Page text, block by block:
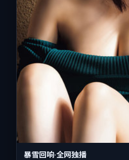
暴雪回响·全网独播